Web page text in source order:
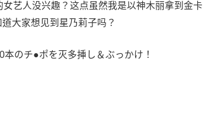
艺人没兴趣？这点虽然我是以神木丽拿到金卡
大家想见到星乃莉子吗？
のチ●ポを灭多挿し＆ぶっかけ！